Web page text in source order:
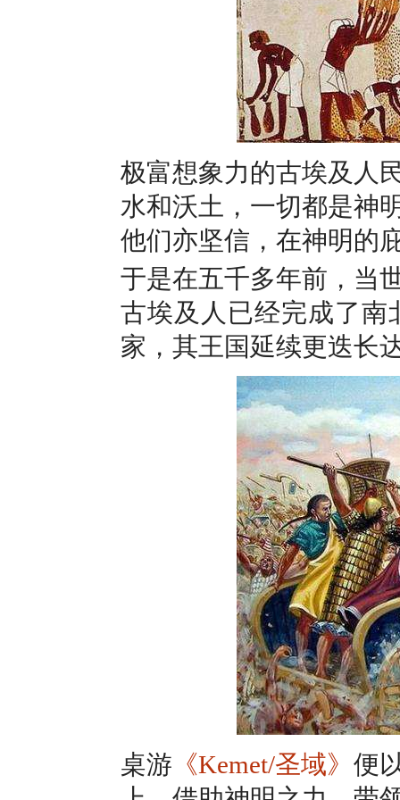
极富想象力的古埃及人
水和沃土，一切都是神
他们亦坚信，在神明的
于是在五千多年前，当
古埃及人已经完成了南
家，其王国延续更迭长
桌游 《Kemet/圣域》 便